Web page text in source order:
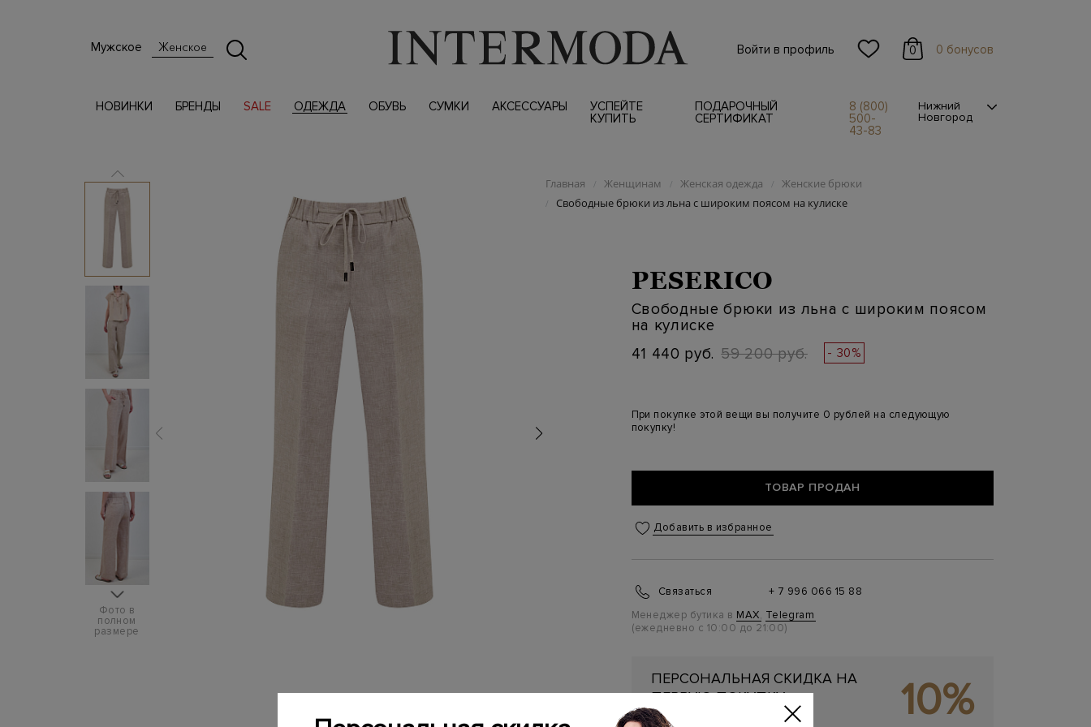
Мужское Женское Войти в профиль 0 0 бонусов
НОВИНКИ БРЕНДЫ SALE ОДЕЖДА ОБУВЬ СУМКИ АКСЕССУАРЫ
УСПЕЙТЕ
КУПИТЬ
ПОДАРОЧНЫЙ
СЕРТИФИКАТ
8 (800)
500-
43-83
Нижний
Новгород
Фото в
полном
размере
Главная / Женщинам / Женская одежда / Женские брюки
/ Свободные брюки из льна с широким поясом на кулиске
PESERICO
Свободные брюки из льна с широким поясом
на кулиске
41 440 руб. 59 200 руб. - 30%
При покупке этой вещи вы получите 0 рублей на следующую
покупку!
ТОВАР ПРОДАН
Добавить в избранное
Связаться
+ 7 996 066 15 88
Менеджер бутика в MAX, Telegram
(ежедневно с 10:00 до 21:00)
ПЕРСОНАЛЬНАЯ СКИДКА НА
ПЕРВУЮ ПОКУПКУ
Подробнее 10%